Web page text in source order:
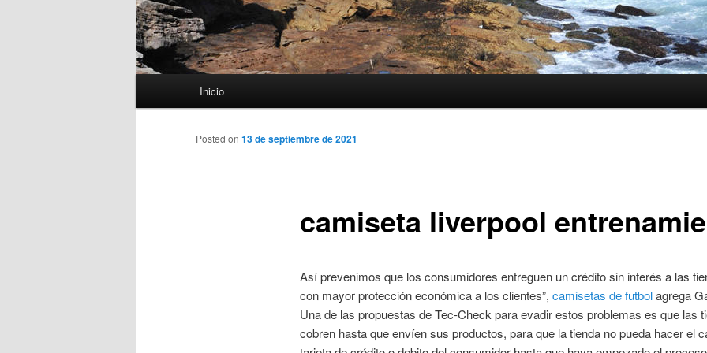
Inicio
camiseta liverpool
Posted on 13 de septiembre de 2021
Así prevenimos que los consumidores entreguen un crédito sin interés a las
con mayor protección económica a los clientes”, camisetas de futbolagrega
Una de las propuestas de Tec-Check para evadir estos problemas es que las
cobren hasta que envíen sus productos, para que la tienda no pueda hacer el